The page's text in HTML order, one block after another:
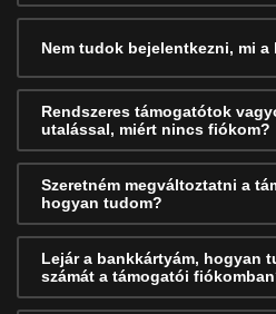
Nem tudok bejelentkezni, mi a
Rendszeres támogatótok
utalással, miért nincs fiókom?
Szeretném megváltoztatni a
hogyan tudom?
Lejár a bankkártyám, hogyan
számát a támogatói